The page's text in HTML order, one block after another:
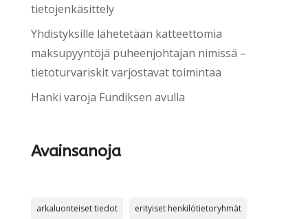
tietojenkäsittely
Yhdistyksille lähetetään katteettomia
maksupyyntöjä puheenjohtajan nimissä –
tietoturvariskit varjostavat toimintaa
Hanki varoja Fundiksen avulla
Avainsanoja
arkaluonteiset tiedot erityiset henkilötietoryhmät